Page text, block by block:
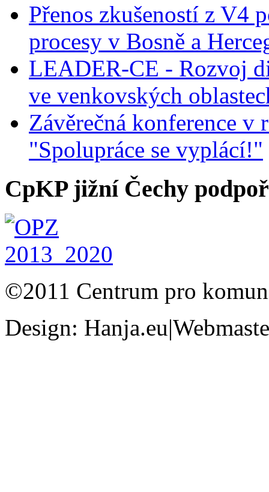
Přenos zkušeností z V4
procesy v Bosně a
LEADER-CE - Rozvoj
ve venkovských
Závěrečná konference v
"Spolupráce se vyplácí!"
CpKP jižní Čechy
©2011 Centrum pro
Design: